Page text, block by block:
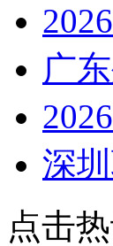
广
深
点击